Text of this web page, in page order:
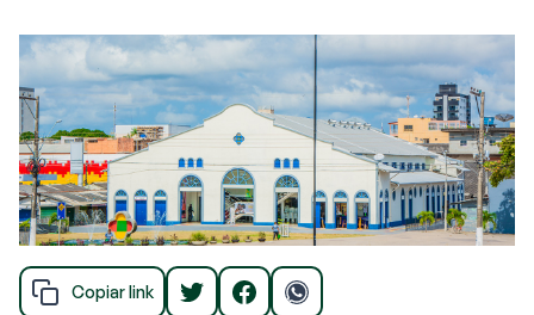
Copiar link